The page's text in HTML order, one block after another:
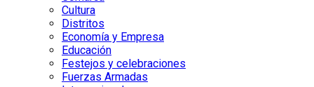
Cultura
Distritos
Economía y Empresa
Educación
Festejos y celebraciones
Fuerzas Armadas